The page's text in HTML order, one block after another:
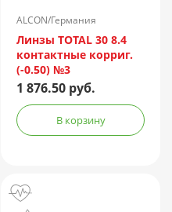
ALCON/Германия
Линзы TOTAL 30 8.4
контактные корриг.
(-0.50) №3
1 876.50 руб.
В корзину